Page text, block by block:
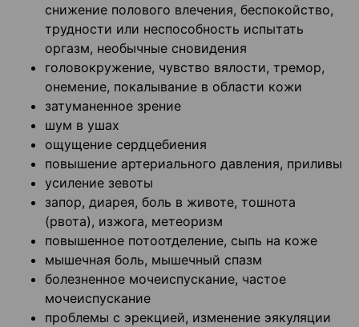
снижение полового влечения, беспокойство,
трудности или неспособность испытать
оргазм, необычные сновидения
головокружение, чувство вялости, тремор,
онемение, покалывание в области кожи
затуманенное зрение
шум в ушах
ощущение сердцебиения
повышение артериального давления, приливы
усиление зевоты
запор, диарея, боль в животе, тошнота
(рвота), изжога, метеоризм
повышенное потоотделение, сыпь на коже
мышечная боль, мышечный спазм
болезненное мочеиспускание, частое
мочеиспускание
проблемы с эрекцией, изменение эякуляции